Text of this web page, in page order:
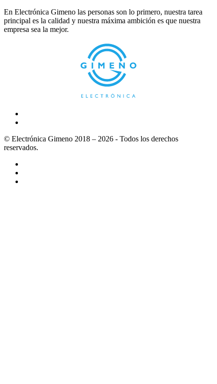
En Electrónica Gimeno las personas son lo primero, nuestra tarea
principal es la calidad y nuestra máxima ambición es que nuestra
empresa sea la mejor.
© Electrónica Gimeno 2018 – 2026 - Todos los derechos
reservados.